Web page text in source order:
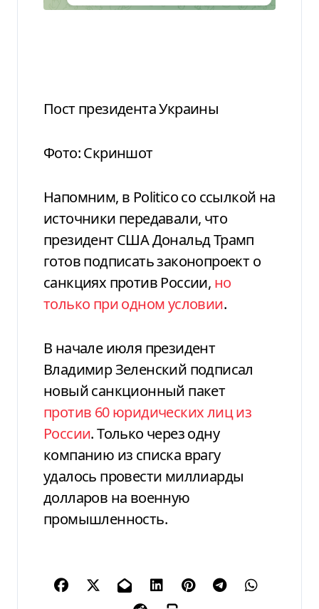
Пост президента Украины
Фото: Скриншот
Напомним, в Politico со ссылкой на
источники передавали, что
президент США Дональд Трамп
готов подписать законопроект о
санкциях против России, но
только при одном условии.
В начале июля президент
Владимир Зеленский подписал
новый санкционный пакет
против 60 юридических лиц из
России. Только через одну
компанию из списка врагу
удалось провести миллиарды
долларов на военную
промышленность.